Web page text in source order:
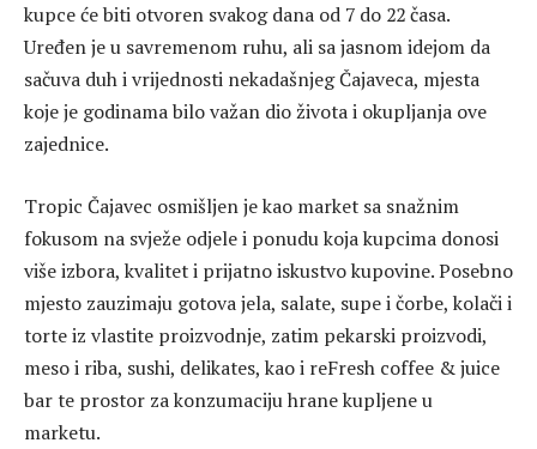
kupce će biti otvoren svakog dana od 7 do 22 časa.
Uređen je u savremenom ruhu, ali sa jasnom idejom da
sačuva duh i vrijednosti nekadašnjeg Čajaveca, mjesta
koje je godinama bilo važan dio života i okupljanja ove
zajednice.
Tropic Čajavec osmišljen je kao market sa snažnim
fokusom na svježe odjele i ponudu koja kupcima donosi
više izbora, kvalitet i prijatno iskustvo kupovine. Posebno
mjesto zauzimaju gotova jela, salate, supe i čorbe, kolači i
torte iz vlastite proizvodnje, zatim pekarski proizvodi,
meso i riba, sushi, delikates, kao i reFresh coffee & juice
bar te prostor za konzumaciju hrane kupljene u
marketu.